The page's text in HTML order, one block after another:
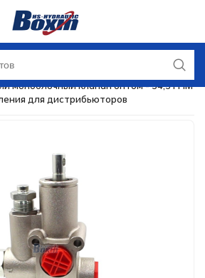
клапан
моноблочный клапан оптом - 34,3 ГПМ
для дистрибьюторов